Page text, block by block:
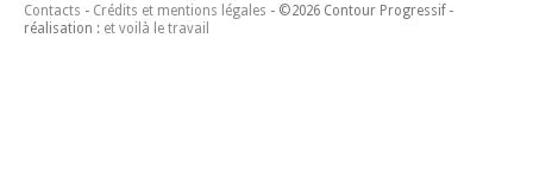
Contacts Crédits et mentions légales
©2026 Contour Progressif -
réalisation : et voilà le travail